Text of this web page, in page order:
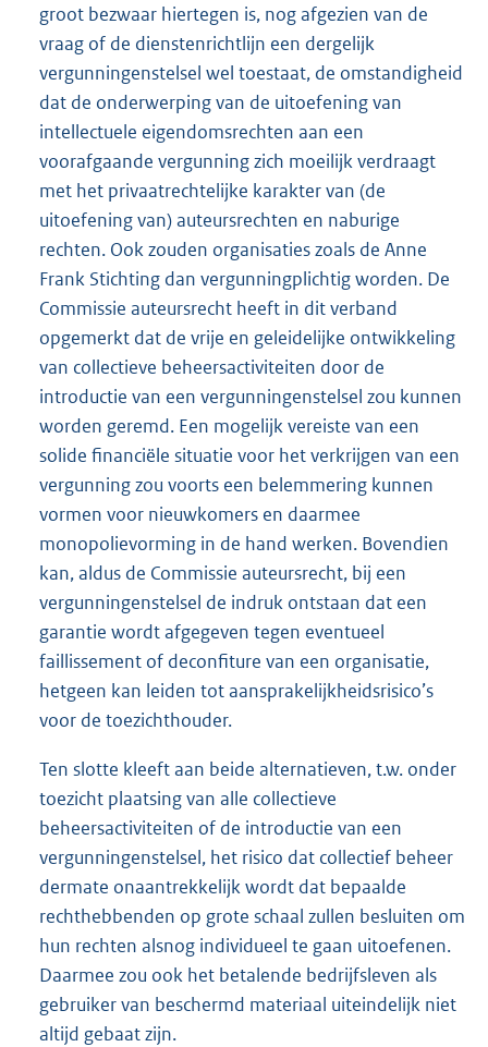
groot bezwaar hiertegen is, nog afgezien van de
vraag of de dienstenrichtlijn een dergelijk
vergunningenstelsel wel toestaat, de omstandigheid
dat de onderwerping van de uitoefening van
intellectuele eigendomsrechten aan een
voorafgaande vergunning zich moeilijk verdraagt
met het privaatrechtelijke karakter van (de
uitoefening van) auteursrechten en naburige
rechten. Ook zouden organisaties zoals de Anne
Frank Stichting dan vergunningplichtig worden. De
Commissie auteursrecht heeft in dit verband
opgemerkt dat de vrije en geleidelijke ontwikkeling
van collectieve beheersactiviteiten door de
introductie van een vergunningenstelsel zou kunnen
worden geremd. Een mogelijk vereiste van een
solide financiële situatie voor het verkrijgen van een
vergunning zou voorts een belemmering kunnen
vormen voor nieuwkomers en daarmee
monopolievorming in de hand werken. Bovendien
kan, aldus de Commissie auteursrecht, bij een
vergunningenstelsel de indruk ontstaan dat een
garantie wordt afgegeven tegen eventueel
faillissement of deconfiture van een organisatie,
hetgeen kan leiden tot aansprakelijkheidsrisico’s
voor de toezichthouder.
Ten slotte kleeft aan beide alternatieven, t.w. onder
toezicht plaatsing van alle collectieve
beheersactiviteiten of de introductie van een
vergunningenstelsel, het risico dat collectief beheer
dermate onaantrekkelijk wordt dat bepaalde
rechthebbenden op grote schaal zullen besluiten om
hun rechten alsnog individueel te gaan uitoefenen.
Daarmee zou ook het betalende bedrijfsleven als
gebruiker van beschermd materiaal uiteindelijk niet
altijd gebaat zijn.